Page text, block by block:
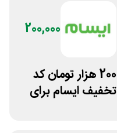
200,000
200 هزار تومان کد
تخفیف ایسام برای